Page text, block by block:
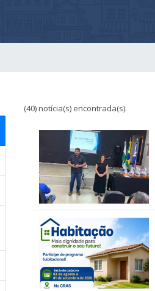
(40) notícia(s) encontrada(s).